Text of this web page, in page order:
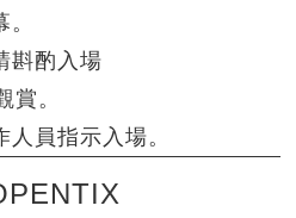
斟酌入場
賞。
員指示入場。